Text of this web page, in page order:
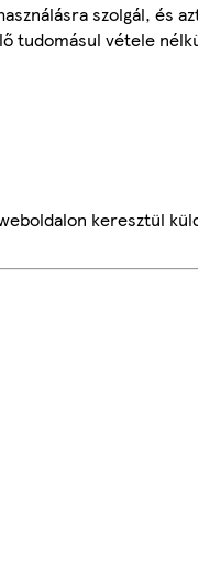
szolgál, és
tudomásul vétele
keresztül